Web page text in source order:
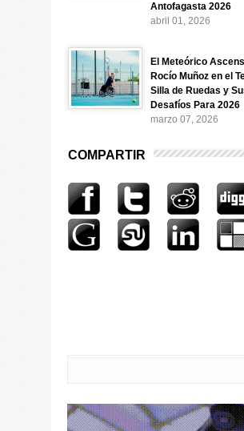
Antofagasta 2026
abril 01, 2026
El Meteórico
Rocío Muñoz en el
Silla de Ruedas y
Desafíos Para 2026
marzo 07, 2026
COMPARTIR